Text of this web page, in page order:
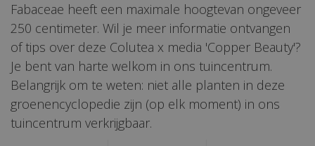
Fabaceae heeft een maximale hoogtevan ongeveer
250 centimeter. Wil je meer informatie ontvangen
of tips over deze Colutea x media 'Copper Beauty'?
Je bent van harte welkom in ons tuincentrum.
Belangrijk om te weten: niet alle planten in deze
groenencyclopedie zijn (op elk moment) in ons
tuincentrum verkrijgbaar.